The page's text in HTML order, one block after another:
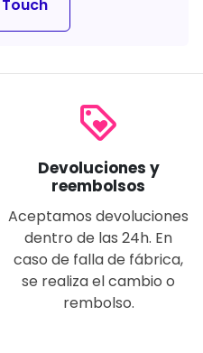
loyalty
Devoluciones y
reembolsos
Aceptamos devoluciones
dentro de las 24h. En
caso de falla de fábrica,
se realiza el cambio o
rembolso.